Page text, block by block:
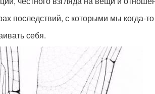
последствий, с которыми мы когда-
себя.